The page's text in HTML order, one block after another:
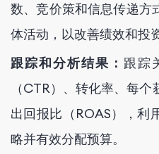
数、竞价策和信息传递方
体活动，以改善绩效和投
跟踪和分析结果： 跟踪
（CTR）、转化率、每
出回报比（ROAS），利
略并有效分配预算。